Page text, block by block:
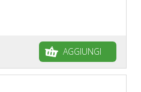
AGGIUNGI